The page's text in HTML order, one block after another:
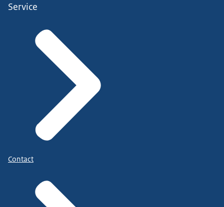
Service
Contact